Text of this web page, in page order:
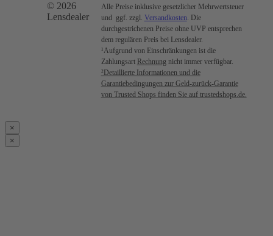
© 2026
Lensdealer
Alle Preise inklusive gesetzlicher Mehrwertsteuer
und ggf. zzgl. Versandkosten. Die
durchgestrichenen Preise ohne UVP entsprechen
dem regulären Preis bei Lensdealer.
¹Aufgrund von Einschränkungen ist die
Zahlungsart Rechnungnicht immer verfügbar.
²Detaillierte Informationen und die
Garantiebedingungen zur Geld-zurück-Garantie
von Trusted Shops finden Sie auf trustedshops.de.
×
×